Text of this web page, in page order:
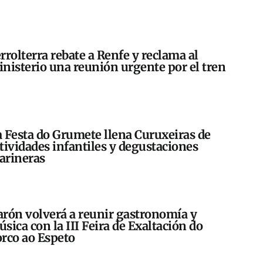
rebate a Renfe y reclama al
una reunión urgente por el tren
Festa do Grumete llena Curuxeiras de
infantiles y degustaciones
volverá a reunir gastronomía y
con la III Feira de Exaltación do
ao Espeto